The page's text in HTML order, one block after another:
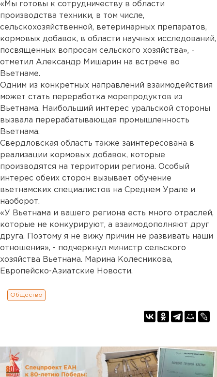
«Мы готовы к сотрудничеству в области
производства техники, в том числе,
сельскохозяйственной, ветеринарных препаратов,
кормовых добавок, в области научных исследований,
посвященных вопросам сельского хозяйства», -
отметил Александр Мишарин на встрече во
Вьетнаме.
Одним из конкретных направлений взаимодействия
может стать переработка морепродуктов из
Вьетнама. Наибольший интерес уральской стороны
вызвала перерабатывающая промышленность
Вьетнама.
Свердловская область также заинтересована в
реализации кормовых добавок, которые
производятся на территории региона. Особый
интерес обеих сторон вызывает обучение
вьетнамских специалистов на Среднем Урале и
наоборот.
«У Вьетнама и вашего региона есть много отраслей,
которые не конкурируют, а взаимодополняют друг
друга. Поэтому я не вижу причин не развивать наши
отношения», - подчеркнул министр сельского
хозяйства Вьетнама. Марина Колесникова,
Европейско-Азиатские Новости.
Общество